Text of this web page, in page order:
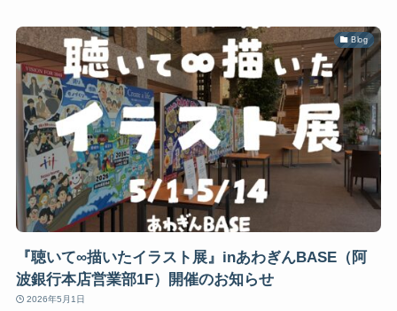
Blog
『聴いて∞描いたイラスト展』inあわぎんBASE（阿
波銀行本店営業部1F）開催のお知らせ
2026年5月1日